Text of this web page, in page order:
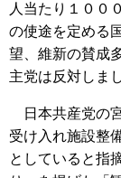
人当たり１００
の使途を定める
望、維新の賛成
主党は反対しま
日本共産党の
受け入れ施設整
としていると指